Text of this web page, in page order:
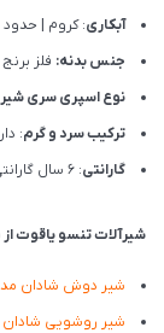
آبکاری: کروم | حدود 20 میکرون
جنس بدنه: فلز
نوع اسپری سری
ترکیب سرد و گرم:
گارانتی: 6 سال گارانتی شادان گستر
شیرآلات تنسو یاقوت
شیر دوش شادان
شیر روشویی